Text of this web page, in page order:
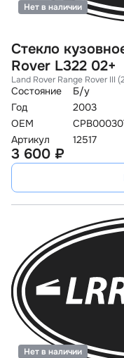
Стекло
Rover L322 02+
Land Rover Range Rover III
Состояние
Б/у
Год
2003
OEM
Артикул
12517
Нет в наличии
3 600 ₽
Нет в наличии